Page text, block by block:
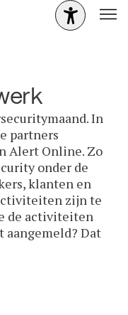
In
partners
Alert Online. Zo
onder de
klanten en
zijn te
de activiteiten
aangemeld? Dat